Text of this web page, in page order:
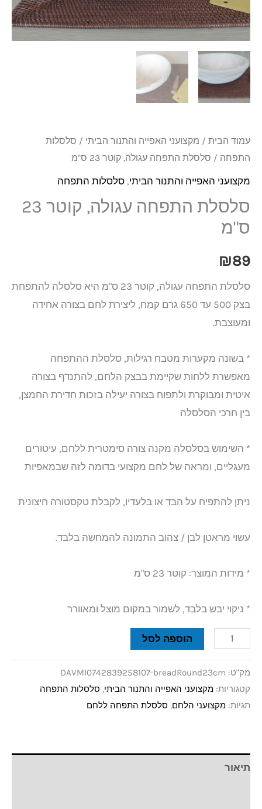
עמוד הבית / מקצועני האפייה והתנור הביתי / סלסלות
התפחה / סלסלת התפחה עגולה, קוטר 23 ס"מ
מקצועני האפייה והתנור הביתי, סלסלות התפחה
סלסלת התפחה עגולה, קוטר 23
ס"מ
₪89
סלסלת התפחה עגולה, קוטר 23 ס"מ היא סלסלה להתפחת
בצק 500 עד 650 גרם קמח, ליצירת לחם בצורה אחידה
ומעוצבת.
* בשונה מקערות מטבח רגילות, סלסלת ההתפחה
מאפשרת ללחות שקיימת בבצק הלחם, להתנדף בצורה
איטית ומבוקרת ולתפוח בצורה יעילה בזכות חדירת החמצן,
בין חרכי הסלסלה
* השימוש בסלסלה מקנה צורה סימטרית ללחם, עיטורים
מעגליים, ומראה של לחם מקצועי בדומה לזה שבמאפיות
ניתן להתפיח על הבד או בלעדיו, לקבלת טקסטורה חיצונית
עשוי מראטן לבן / צהוב התמונה להמחשה בלבד.
* מידות המוצר: קוטר 23 ס"מ
* ניקוי יבש בלבד, לשמור במקום מוצל ומאוורר
קוטר
23
ס"מ
הוספה לסל
מק"ט: DAVMI0742839258107-breadRound23cm
קטגוריות: מקצועני האפייה והתנור הביתי, סלסלות התפחה
תגיות: מקצועני הלחם, סלסלת התפחה ללחם
תיאור